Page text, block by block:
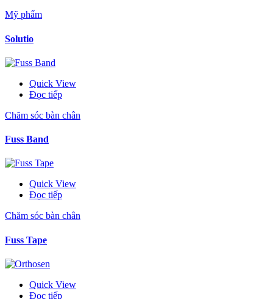
Mỹ phẩm
Solutio
Quick View
Đọc tiếp
Chăm sóc bàn chân
Fuss Band
Quick View
Đọc tiếp
Chăm sóc bàn chân
Fuss Tape
Quick View
Đọc tiếp